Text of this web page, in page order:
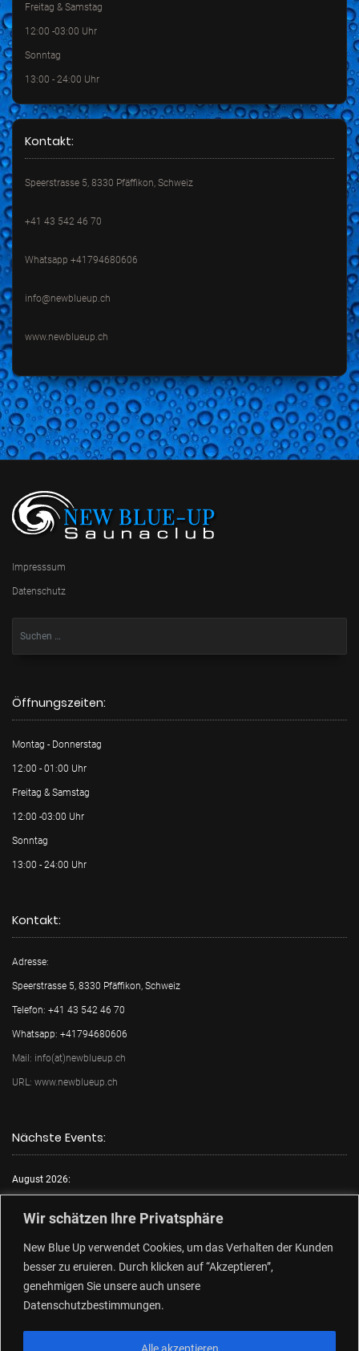
Wir schätzen Ihre Privatsphäre
New Blue Up verwendet Cookies, um das Verhalten der Kunden
besser zu eruieren. Durch klicken auf “Akzeptieren”,
genehmigen Sie unsere auch unsere
Datenschutzbestimmungen.
Alle akzeptieren
Freitag & Samstag
12:00 -03:00 Uhr
Sonntag
13:00 - 24:00 Uhr
Kontakt:
Speerstrasse 5, 8330 Pfäffikon, Schweiz
+41 43 542 46 70
Whatsapp +41794680606
info@newblueup.ch
www.newblueup.ch
Impresssum
Datenschutz
Öffnungszeiten:
Montag - Donnerstag
12:00 - 01:00 Uhr
Freitag & Samstag
12:00 -03:00 Uhr
Sonntag
13:00 - 24:00 Uhr
Kontakt:
Adresse:
Speerstrasse 5, 8330 Pfäffikon, Schweiz
Telefon: +41 43 542 46 70
Whatsapp: +41794680606
Mail: info(at)newblueup.ch
URL: www.newblueup.ch
Nächste Events:
August 2026:
Di.: Lack & Leder
Mi.:FKK Tag
Fr.:FKK Tag